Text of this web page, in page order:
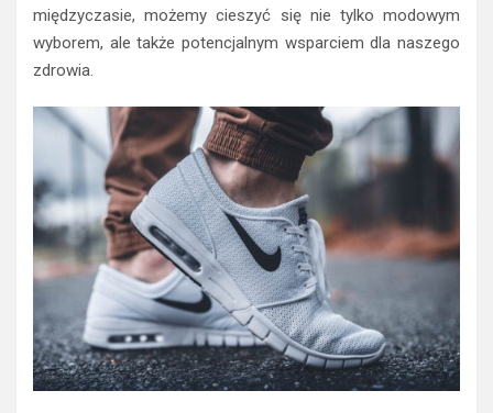
międzyczasie, możemy cieszyć się nie tylko modowym
wyborem, ale także potencjalnym wsparciem dla naszego
zdrowia.